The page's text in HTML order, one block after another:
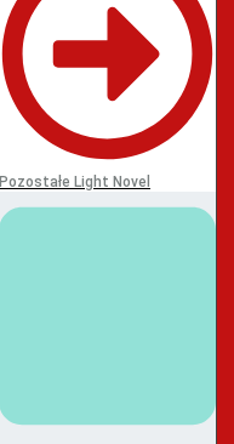
Pozostałe Light Novel